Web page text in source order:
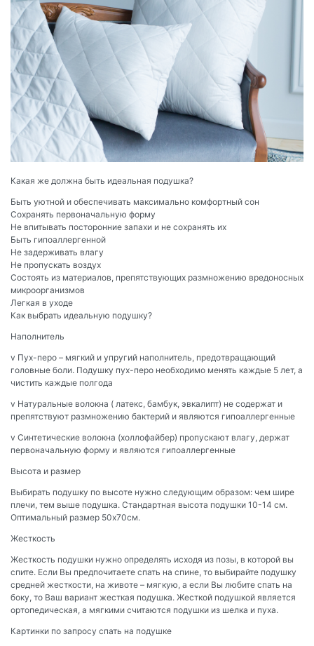
Какая же должна быть идеальная подушка?
Быть уютной и обеспечивать максимально комфортный сон
Сохранять первоначальную форму
Не впитывать посторонние запахи и не сохранять их
Быть гипоаллергенной
Не задерживать влагу
Не пропускать воздух
Состоять из материалов, препятствующих размножению вредоносных
микроорганизмов
Легкая в уходе
Как выбрать идеальную подушку?
Наполнитель
v Пух-перо – мягкий и упругий наполнитель, предотвращающий
головные боли. Подушку пух-перо необходимо менять каждые 5 лет, а
чистить каждые полгода
v Натуральные волокна ( латекс, бамбук, эвкалипт) не содержат и
препятствуют размножению бактерий и являются гипоаллергенные
v Синтетические волокна (холлофайбер) пропускают влагу, держат
первоначальную форму и являются гипоаллергенные
Высота и размер
Выбирать подушку по высоте нужно следующим образом: чем шире
плечи, тем выше подушка. Стандартная высота подушки 10-14 см.
Оптимальный размер 50х70см.
Жесткость
Жесткость подушки нужно определять исходя из позы, в которой вы
спите. Если Вы предпочитаете спать на спине, то выбирайте подушку
средней жесткости, на животе – мягкую, а если Вы любите спать на
боку, то Ваш вариант жесткая подушка. Жесткой подушкой является
ортопедическая, а мягкими считаются подушки из шелка и пуха.
Картинки по запросу спать на подушке